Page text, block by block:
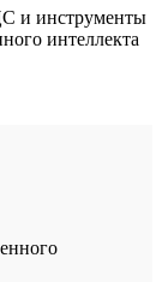
и инструменты
интеллекта